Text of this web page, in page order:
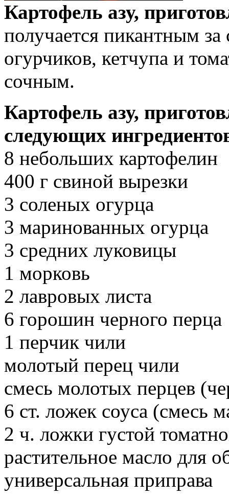
Картофель азу,
получается пикантным
огурчиков, кетчупа и
сочным.
Картофель азу,
следующих
8 небольших картофелин
400 г свиной вырезки
3 соленых огурца
3 маринованных огурца
3 средних луковицы
1 морковь
2 лавровых листа
6 горошин черного перца
1 перчик чили
молотый перец чили
смесь молотых перцев
6 ст. ложек соуса (смесь
2 ч. ложки густой
растительное масло для
универсальная приправа